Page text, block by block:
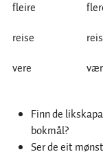
fleire
reise
vere
Finn de
bokmål?
Ser de eit